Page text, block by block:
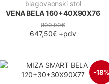
blagovaonski stol
VENA BELA 160+40X90X76
800,00€
647,50€ +pdv
-18%